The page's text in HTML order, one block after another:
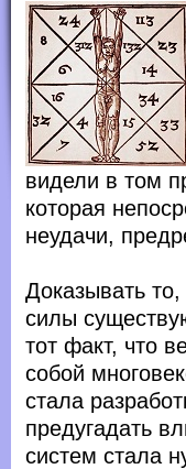
видели в том
которая
неудачи,
Доказывать
силы
тот факт, что
собой
стала
предугадать
систем стала